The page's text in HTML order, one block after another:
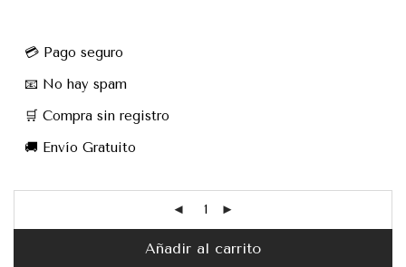
💳 Pago seguro
📧 No hay spam
🛒 Compra sin registro
🚚 Envío Gratuito
Añadir al carrito